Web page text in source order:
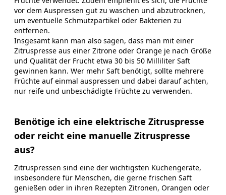
vor dem Auspressen gut zu waschen und abzutrocknen,
um eventuelle Schmutzpartikel oder Bakterien zu
entfernen.
Insgesamt kann man also sagen, dass man mit einer
Zitruspresse aus einer Zitrone oder Orange je nach Größe
und Qualität der Frucht etwa 30 bis 50 Milliliter Saft
gewinnen kann. Wer mehr Saft benötigt, sollte mehrere
Früchte auf einmal auspressen und dabei darauf achten,
nur reife und unbeschädigte Früchte zu verwenden.
Benötige ich eine elektrische Zitruspresse
oder reicht eine manuelle Zitruspresse
aus?
Zitruspressen sind eine der wichtigsten Küchengeräte,
insbesondere für Menschen, die gerne frischen Saft
genießen oder in ihren Rezepten Zitronen, Orangen oder